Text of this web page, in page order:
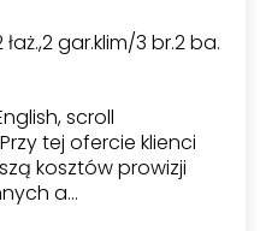
gar.klim/3 br.2 ba.
scroll
tej ofercie klienci
kosztów prowizji
a…